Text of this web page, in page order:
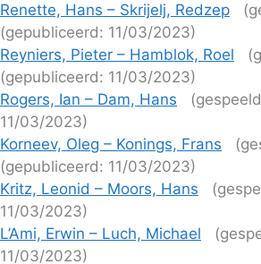
Renette, Hans – Skrijelj, Redzep
(gepubliceerd: 11/03/2023)
Reyniers, Pieter – Hamblok, Roel
(gepubliceerd: 11/03/2023)
Rogers, Ian – Dam, Hans
11/03/2023)
Korneev, Oleg – Konings, Frans
(gepubliceerd: 11/03/2023)
Kritz, Leonid – Moors, Hans
11/03/2023)
L’Ami, Erwin – Luch, Michael
11/03/2023)